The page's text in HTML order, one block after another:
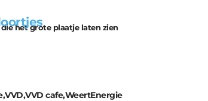
het grote plaatje laten zien
voor
VVD VVD cafeWeertEnergie